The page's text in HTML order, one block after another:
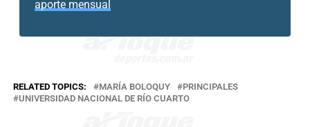
aporte mensual
RELATED TOPICS: MARÍA BOLOQUY
PRINCIPALES
UNIVERSIDAD NACIONAL DE RÍO CUARTO